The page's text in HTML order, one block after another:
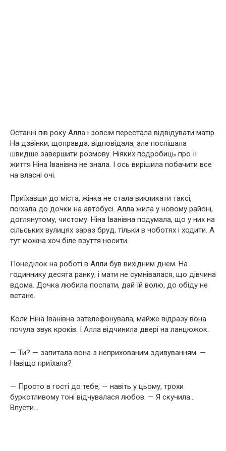
Останні пів року Алла і зовсім перестала відвідувати матір.
На дзвінки, щоправда, відповідала, але поспішала
швидше завершити розмову. Ніяких подробиць про її
життя Ніна Іванівна не знала. І ось вирішила побачити все
на власні очі.
Приїхавши до міста, жінка не стала викликати таксі,
поїхала до дочки на автобусі. Алла жила у новому районі,
доглянутому, чистому. Ніна Іванівна подумала, що у них на
сільських вулицях зараз бруд, тільки в чоботях і ходити. А
тут можна хоч біле взуття носити.
Понеділок на роботі в Алли був вихідним днем. На
годиннику десята ранку, і мати не сумнівалася, що дівчина
вдома. Дочка любила поспати, дай їй волю, до обіду не
встане.
Коли Ніна Іванівна зателефонувала, майже відразу вона
почула звук кроків. І Алла відчинила двері на ланцюжок.
— Ти? — запитала вона з неприхованим здивуванням. —
Навіщо приїхала?
— Просто в гості до тебе, — навіть у цьому, трохи
буркотливому тоні відчувалася любов. — Я скучила…
Впусти…